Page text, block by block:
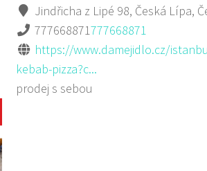
Jindřicha z Lipé 98, Česká Lípa,
777668871777668871
https://www.damejidlo.cz/
kebab-pizza?c...
prodej s sebou